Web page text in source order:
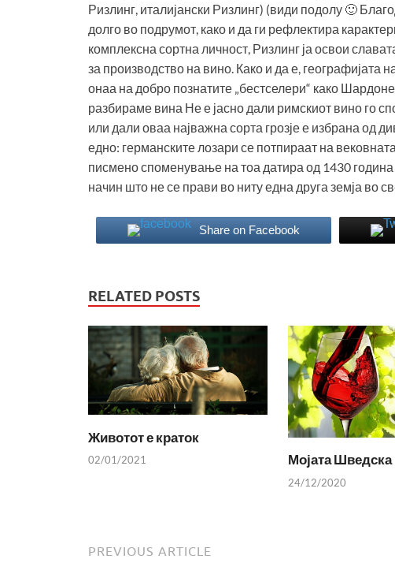
Ризлинг, италијански Ризлинг) (види подолу 🙂
долго во подрумот, како и да ги рефлектира
комплексна сортна личност, Ризлинг ја освои
за производство на вино. Како и да е, географијата
онаа на добро познатите „бестселери“ како
разбираме вина Не е јасно дали римскиот вино го
или дали оваа најважна сорта грозје е избрана од
едно: германските лозари се потпираат на
писмено споменување на тоа датира од 1430 година
начин што не се прави во ниту една друга земја во
Share on Facebook
RELATED POSTS
Животот е краток
02/01/2021 Мојата Шведска
24/12/2020
PREVIOUS ARTICLE